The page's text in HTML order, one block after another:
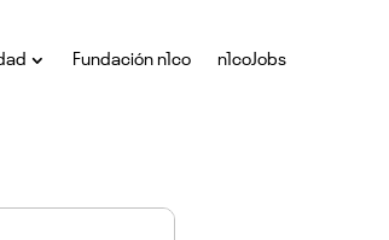
Fundación n1co n1coJobs